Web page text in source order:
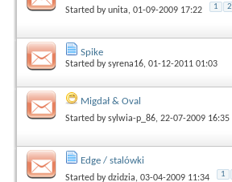
Started byunita, 01-09-2009 17:22 1 2
Spike
Started bysyrena16, 01-12-2011 01:03
Migdał & Oval
Started bysylwia-p_86, 22-07-2009 16:35
Edge / stalówki
Started bydzidzia, 03-04-2009 11:34 1